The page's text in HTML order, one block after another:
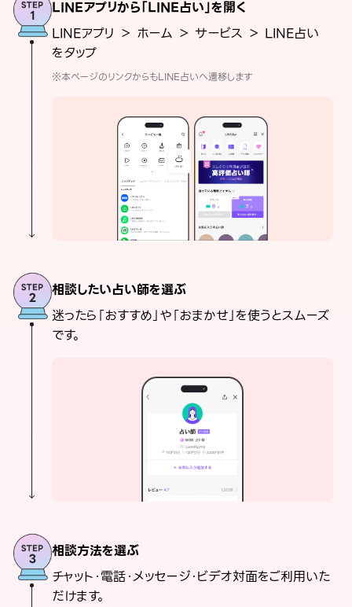
LINEアプリから「LINE占い」を開く
LINEアプリ ＞ ホーム ＞ サービス ＞ LINE占い
をタップ
※本ページのリンクからもLINE占いへ遷移します
相談したい占い師を選ぶ
迷ったら「おすすめ」や「おまかせ」を使うとスムーズ
です。
相談方法を選ぶ
チャット・電話・メッセージ・ビデオ対面をご利用いた
だけます。